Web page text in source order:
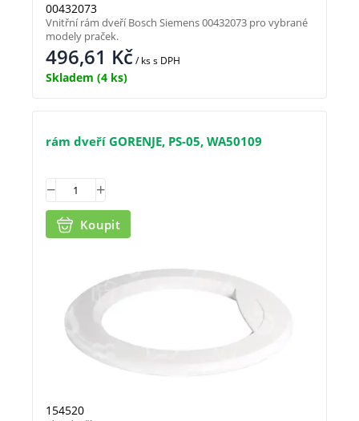
00432073
496,61 Kč/ kss DPH
Skladem (4 ks)
Vnitřní rám dveří Bosch Siemens 00432073 pro vybrané
modely praček.
rám dveří GORENJE, PS-05, WA50109
154520
Koupit